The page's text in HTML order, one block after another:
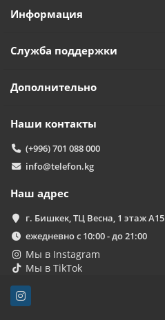
Информация
Служба поддержки
Дополнительно
Наши контакты
(+996) 701 088 000
info@telefon.kg
Наш адрес
г. Бишкек, ТЦ Весна, 1 этаж А15
ежедневно с 10:00 - до 21:00
Мы в Instagram
Мы в TikTok